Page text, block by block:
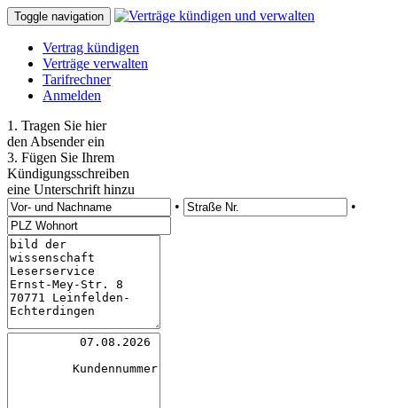
Toggle navigation
Vertrag kündigen
Verträge verwalten
Tarifrechner
Anmelden
1. Tragen Sie hier
den Absender ein
3. Fügen Sie Ihrem
Kündigungsschreiben
eine Unterschrift hinzu
•
•